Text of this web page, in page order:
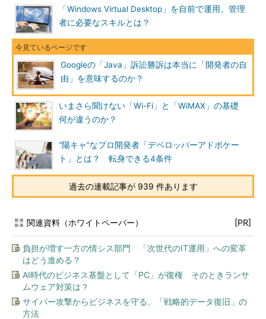
「Windows Virtual Desktop」を自前で運用、管理
者に必要なスキルとは？
Googleの「Java」訴訟勝訴は本当に「開発者の自
由」を意味するのか？
いまさら聞けない「Wi-Fi」と「WiMAX」の基礎
何が違うのか？
“陽キャ”なプロ開発者「デベロッパーアドボケー
ト」とは？ 転身できる4条件
過去の連載記事が 939 件あります
関連資料（ホワイトペーパー） [PR]
負担が増す一方の情シス部門 「次世代のIT運用」への変革
はどう進める？
AI時代のビジネス基盤として「PC」が復権 そのときランサ
ムウェア対策は？
サイバー攻撃からビジネスを守る、「戦略的データ復旧」の
方法